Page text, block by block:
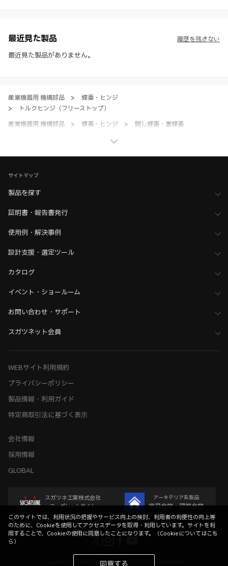
社製品の使用ご検討、又は販売促進目的の利用に限ります。
※ 本WEBサイト製品情報のご利用にあたっては、WEBサイト利用規
約、プライバシーポリシー、製品情報ガイドをご確認いただき、内容の
最近見た製品
最近見た製品がありません。
履歴を残さない
産業機器用 機構部品 >
蝶番・ヒンジ
>
トルクヒンジ（フリーストップ）
産業機器用 機構部品
> 蝶番・ヒンジ >
隠し蝶番・裏蝶番
蝶番・ヒンジ
家具金物・建築金物
> 丁番・ヒンジ
サイトマップ
製品を探す
証明書・報告書発行
使用例・解決事例
設計支援・選定ツール
カタログ
イベント・ショールーム
お問い合わせ・サポート
スガツネット会員
WEBサイト利用規約
プライバシーポリシー
製品情報・利用ガイド
特定商取引法に基づく表示
会社情報
採用情報
GLOBAL
スガツネ工業株式会社
コーポレートサイト
アーキテリア系製品
家具金物・建築金物
Copyright © SUGATSUNE KOGYO CO.,LTD. All rights reserved
このサイトでは、利用状況の把握やサービス向上の検討、利用者の利便性の向上等
のために、Cookieを使用してアクセスデータを取得・利用しています。サイトを利
用することで、Cookieの使用に同意したことになります。（Cookieについてはこち
ら）